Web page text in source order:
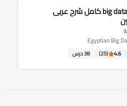
كورس big data كامل شرح عربى
Egyptian Big
4.6
(25) 38 درس